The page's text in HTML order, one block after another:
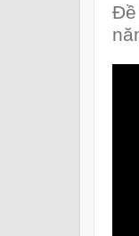
Đề